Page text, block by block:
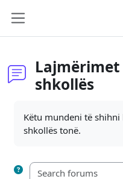
shkollës
Këtu mundeni të
shkollës tonë.